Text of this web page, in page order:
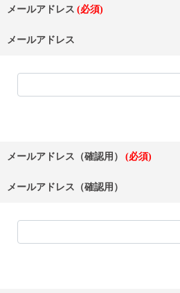
メールアドレス
メールアドレス
メールアドレス（確認用）
メールアドレス（確認用）